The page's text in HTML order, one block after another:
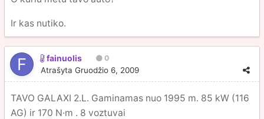
Ir kas nutiko.
fainuolis 0
Atrašyta Gruodžio 6, 2009
TAVO GALAXI 2.L. Gaminamas nuo 1995 m. 85 kW (116
AG) ir 170 N·m . 8 voztuvai